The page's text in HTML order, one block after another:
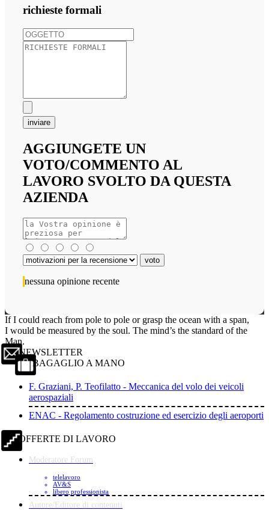
richieste formali
inviare
AGGIUNGETE UN
VOTO/COMMENTO AL
LAVORO SVOLTO DA QUESTA
AZIENDA
nessuna opinione recente
If I could reach from pole to pole or grasp the ocean with a span,
I would be measured by the soul. The mind’s the standard of the
Man.
NEWSLETTER
BAGAGLIO A MANO
F. Graziani, P. Teofilatto - Meccanica del volo dei veicoli
aerospaziali
ENAC - Regolamento costruzione ed esercizio degli aeroporti
OFFERTE DI LAVORO
Moderatore Forum
telelavoro
AV&S
libero professionista
Autore/Editore di contenuti